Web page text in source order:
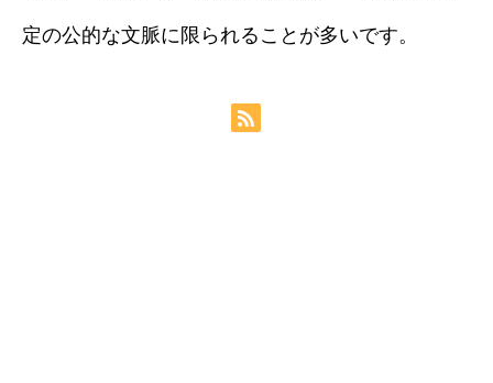
定の公的な文脈に限られることが多いです。